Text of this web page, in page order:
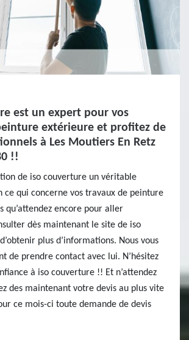
est un expert pour vos
extérieure et profitez de
à Les Moutiers En Retz
!!
de iso couverture un véritable
ce qui concerne vos travaux de peinture
qu’attendez encore pour aller
dès maintenant le site de iso
plus d’informations. Nous vous
de prendre contact avec lui. N’hésitez
à iso couverture !! Et n’attendez
des maintenant votre devis au plus vite
ce mois-ci toute demande de devis